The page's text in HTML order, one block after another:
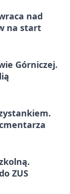
nad
na start
Górniczej.
ZUS